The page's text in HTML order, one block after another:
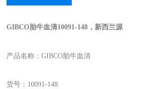
GIBCO胎牛血清10091-148，新西兰源
产品名称：GIBCO胎牛血清
货号：10091-148